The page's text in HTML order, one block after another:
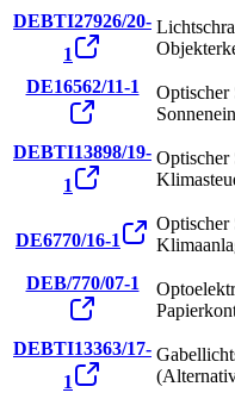
DEBTI27926/20-
1
DE16562/11-1
Optischer
DEBTI13898/19-
1
DE6770/16-1
DEB/770/07-1
DEBTI13363/17-
1